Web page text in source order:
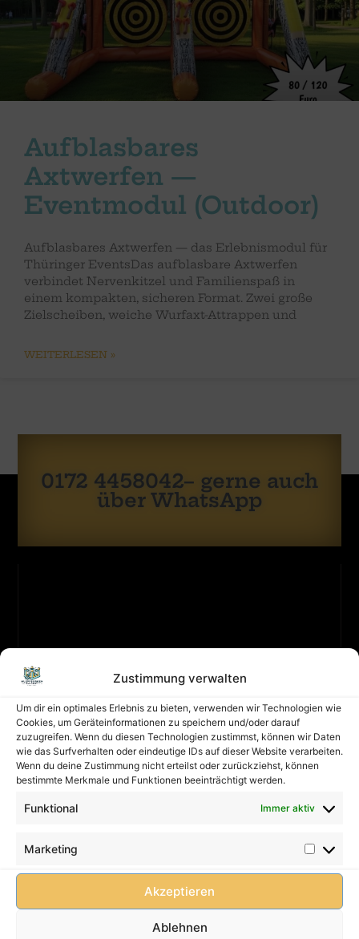
Zustimmung verwalten
Um dir ein optimales Erlebnis zu bieten, verwenden wir Technologien wie
Cookies, um Geräteinformationen zu speichern und/oder darauf
zuzugreifen. Wenn du diesen Technologien zustimmst, können wir Daten
wie das Surfverhalten oder eindeutige IDs auf dieser Website verarbeiten.
Wenn du deine Zustimmung nicht erteilst oder zurückziehst, können
bestimmte Merkmale und Funktionen beeinträchtigt werden.
Funktional Immer aktiv
Marketing
Akzeptieren
Ablehnen
Aufblasbares
Axtwerfen —
Eventmodul (Outdoor)
Aufblasbares Axtwerfen — das Erlebnismodul für
Thüringer EventsDas aufblasbare Axtwerfen
verbindet Nervenkitzel und Familienspaß in
einem kompakten, sicheren Format. Zwei große
Zielscheiben, weiche Wurfaxt-Attrappen und
WEITERLESEN »
0172 4458042– gerne auch
über WhatsApp
Sicherheit
oberste
Priorität:
Eine
Hüpfburg
muss
immer
werden!
Damit
unbeschwert
KONTAKT
Kontakt
Impressum
Datenschutz
(EU)
Hüpfburg
Krokodil
Merhr
Erfahren
Meltdown
Man
Merhr